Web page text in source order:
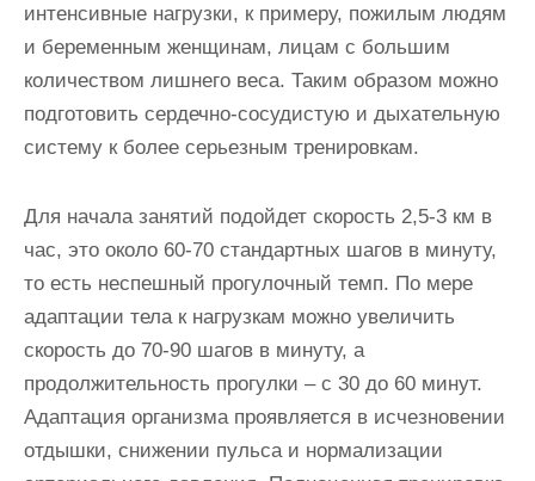
интенсивные нагрузки, к примеру, пожилым людям
и беременным женщинам, лицам с большим
количеством лишнего веса. Таким образом можно
подготовить сердечно-сосудистую и дыхательную
систему к более серьезным тренировкам.
Для начала занятий подойдет скорость 2,5-3 км в
час, это около 60-70 стандартных шагов в минуту,
то есть неспешный прогулочный темп. По мере
адаптации тела к нагрузкам можно увеличить
скорость до 70-90 шагов в минуту, а
продолжительность прогулки – с 30 до 60 минут.
Адаптация организма проявляется в исчезновении
отдышки, снижении пульса и нормализации